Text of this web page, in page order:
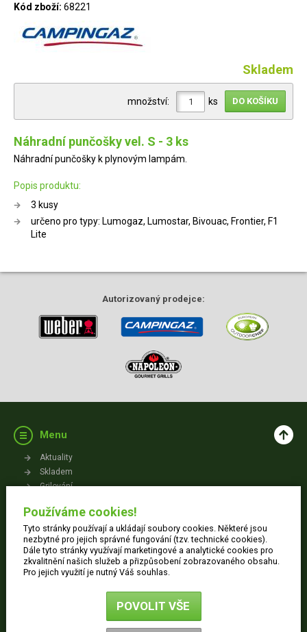
Kód zboží: 68221
Skladem
množství: ks
Náhradní punčošky vel. S - 3 ks
Náhradní punčošky k plynovým lampám.
Popis produktu:
3 kusy
určeno pro typy: Lumogaz, Lumostar, Bivouac, Frontier, F1
Lite
Autorizovaný prodejce:
Menu
Aktuality
Skladem
Grilování
Kontakt
Vše o nákupu
Jak nakupovat
Obchodní podmínky
Dodací informace
Ochrana osobních údajů
Používáme cookies!
Tyto stránky používají a ukládají soubory cookies. Některé jsou
nezbytné pro jejich správné fungování (tzv. technické cookies).
Dále tyto stránky využívají marketingové a analytické cookies pro
zkvalitnění našich služeb a přizpůsobení zobrazovaného obsahu.
Pro jejich využití je nutný Váš souhlas.
POVOLIT VŠE